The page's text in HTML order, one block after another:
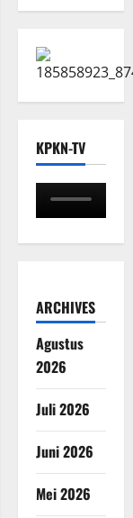
KPKN-TV
ARCHIVES
Agustus
2026
Juli 2026
Juni 2026
Mei 2026